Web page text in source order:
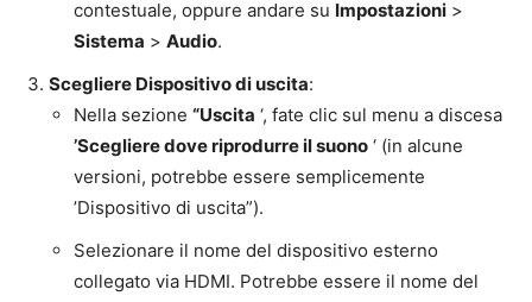
contestuale, oppure andare su Impostazioni >
Sistema > Audio.
Scegliere Dispositivo di uscita:
Nella sezione “Uscita ‘, fate clic sul menu a discesa
’Scegliere dove riprodurre il suono ‘ (in alcune
versioni, potrebbe essere semplicemente
’Dispositivo di uscita”).
Selezionare il nome del dispositivo esterno
collegato via HDMI. Potrebbe essere il nome del